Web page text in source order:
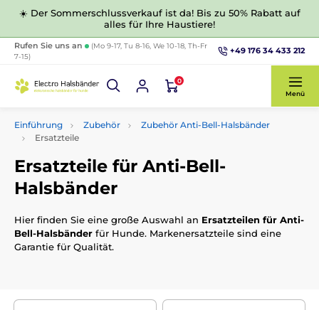
☀️ Der Sommerschlussverkauf ist da! Bis zu 50% Rabatt auf
alles für Ihre Haustiere!
Rufen Sie uns an
(Mo 9-17, Tu 8-16, We 10-18, Th-Fr
7-15)
+49 176 34 433 212
0
Menü
Einführung Zubehör
Zubehör Anti-Bell-Halsbänder
Ersatzteile
Ersatzteile für Anti-Bell-
Halsbänder
Hier finden Sie eine große Auswahl an Ersatzteilen für Anti-
Bell-Halsbänder für Hunde. Markenersatzteile sind eine
Garantie für Qualität.